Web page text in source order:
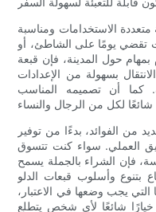
متعددة الاستخدامات ومناسبة
تقضي يومًا على الشاطئ، أو
حول المدينة، فإن قبعة
بسهولة من الإعدادات
كما أن تصميمه المناسب
من الفوائد، بدءًا من توفير
العملي. سواء كنت تتسوق
فإن الشراء بالجملة يسمح
بتنوع وأسلوب قبعات الدلو
يجب وضعها في الاعتبار،
شائعًا لأي شخص يتطلع